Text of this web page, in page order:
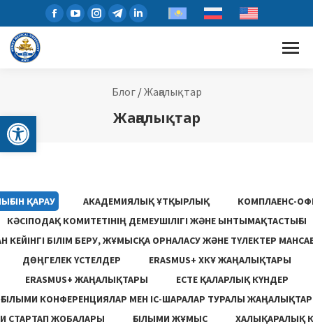
Open toolbar
Блог/Жаңалықтар
Жаңалықтар
ҚАРАУ АКАДЕМИЯЛЫҚ ҰТҚЫРЛЫҚ
КОМПЛАЕНС-
КӘСІПОДАҚ КОМИТЕТІНІҢ ДЕМЕУШІЛІГІ ЖӘНЕ ЫНТЫМАҚТАСТЫҒЫ
КЕЙІНГІ БІЛІМ БЕРУ, ЖҰМЫСҚА ОРНАЛАСУ ЖƏНЕ ТҮЛЕКТЕР
ДӨҢГЕЛЕК ҮСТЕЛДЕР
ERASMUS+ ХКҰ ЖАҢАЛЫҚТАРЫ
ERASMUS+ ЖАҢАЛЫҚТАРЫ
ЕСТЕ ҚАЛАРЛЫҚ КҮНДЕР
ҒЫЛЫМИ КОНФЕРЕНЦИЯЛАР МЕН ІС-ШАРАЛАР ТУРАЛЫ ЖАҢАЛЫҚТАР
СТАРТАП ЖОБАЛАРЫ
ҒЫЛЫМИ ЖҰМЫС
ХАЛЫҚАРАЛЫҚ